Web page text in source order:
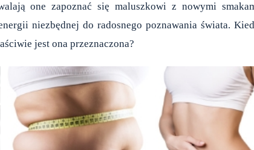
one zapoznać się maluszkowi z nowymi
niezbędnej do radosnego poznawania świata.
jest ona przeznaczona?